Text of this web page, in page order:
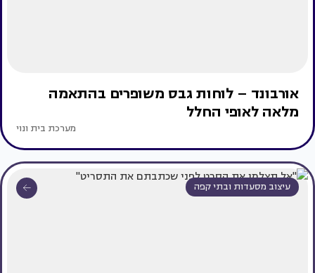
אורבונד – לוחות גבס משופרים בהתאמה
מלאה לאופי החלל
מערכת בית ונוי
עיצוב מסעדות ובתי קפה